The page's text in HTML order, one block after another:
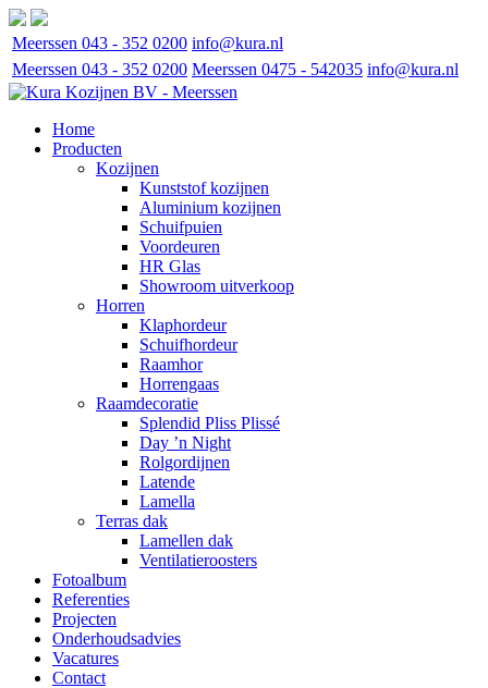
Meerssen 043 - 352 0200 info@kura.nl
Meerssen 043 - 352 0200 Meerssen 0475 - 542035 info@kura.nl
Home
Producten
Kozijnen
Kunststof kozijnen
Aluminium kozijnen
Schuifpuien
Voordeuren
HR Glas
Showroom uitverkoop
Horren
Klaphordeur
Schuifhordeur
Raamhor
Horrengaas
Raamdecoratie
Splendid Pliss Plissé
Day ’n Night
Rolgordijnen
Latende
Lamella
Terras dak
Lamellen dak
Ventilatieroosters
Fotoalbum
Referenties
Projecten
Onderhoudsadvies
Vacatures
Contact